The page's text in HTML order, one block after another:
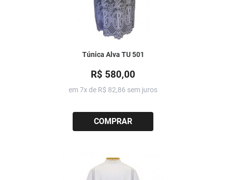
Túnica Alva TU 501
R$ 580,00
em 7x de R$ 82,86 sem juros